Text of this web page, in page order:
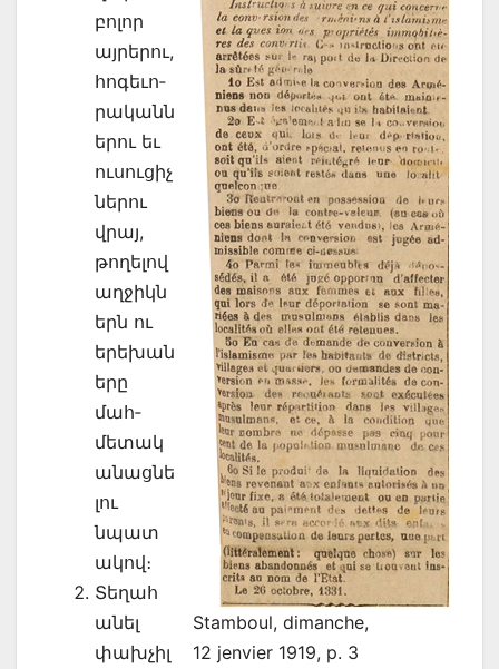
Stamboul, dimanche,
12 jenvier 1919, p. 3
բոլոր
այրերու,
հոգեւո­
րականն
երու եւ
ուսուցիչ
ներու
վրայ,
թողելով
աղջիկն
երն ու
երեխան
երը
մահ­
մետակ
անացնե
լու
նպատ
ակով։
Տեղահ
անել
փախչիլ